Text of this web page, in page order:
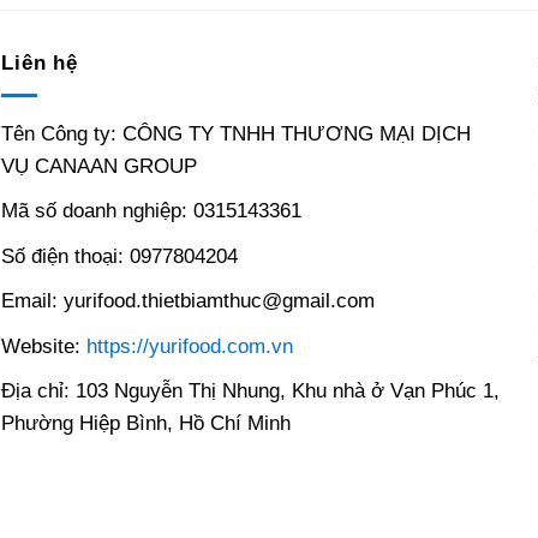
Liên hệ
Tên Công ty: CÔNG TY TNHH THƯƠNG MẠI DỊCH
VỤ CANAAN GROUP
Mã số doanh nghiệp: 0315143361
Số điện thoại: 0977804204
Email: yurifood.thietbiamthuc@gmail.com
Website: https://yurifood.com.vn
Địa chỉ: 103 Nguyễn Thị Nhung, Khu nhà ở Vạn Phúc 1,
Phường Hiệp Bình, Hồ Chí Minh